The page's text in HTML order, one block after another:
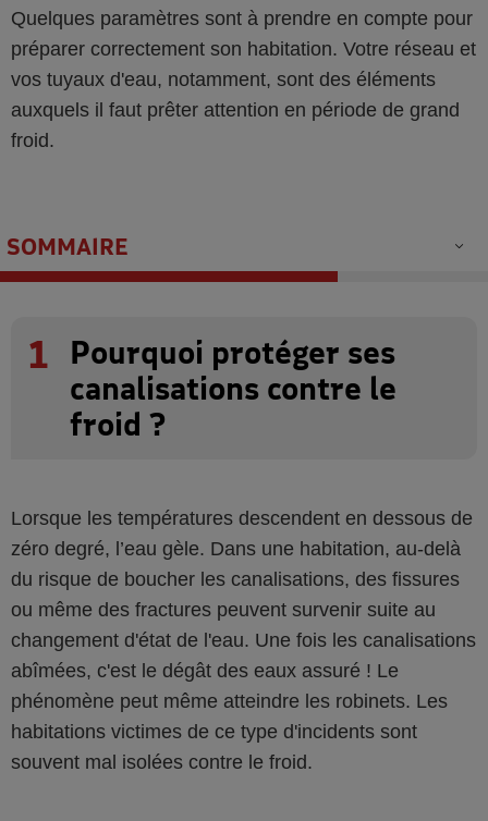
Quelques paramètres sont à prendre en compte pour
préparer correctement son habitation. Votre réseau et
vos tuyaux d'eau, notamment, sont des éléments
auxquels il faut prêter attention en période de grand
froid.
SOMMAIRE
1
Pourquoi protéger ses
canalisations contre le
froid ?
Lorsque les températures descendent en dessous de
zéro degré, l’eau gèle. Dans une habitation, au-delà
du risque de boucher les canalisations, des fissures
ou même des fractures peuvent survenir suite au
changement d'état de l'eau. Une fois les canalisations
abîmées, c'est le dégât des eaux assuré ! Le
phénomène peut même atteindre les robinets. Les
habitations victimes de ce type d'incidents sont
souvent mal isolées contre le froid.